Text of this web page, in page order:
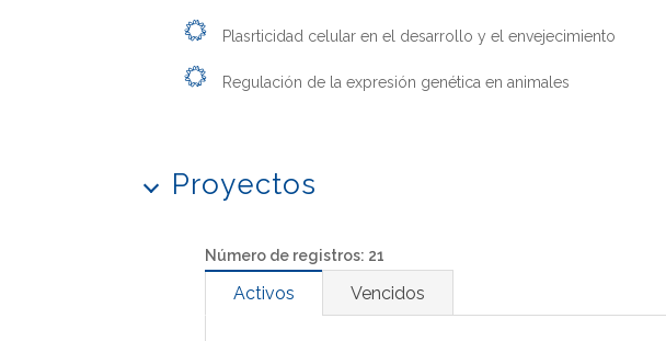
Plasrticidad celular en el desarrollo y el envejecimiento
Regulación de la expresión genética en animales
Proyectos
Número de registros: 21
Activos Vencidos